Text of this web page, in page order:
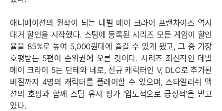
애니메이션의 원작이 되는 데빌 메이 크라이 프랜차이즈 역시
대거 할인을 시작했다. 스팀에 등록된 시리즈 모든 게임이 할인
율을 85%로 높여 5,000원대에 즐길 수 있게 됐고, 그 중 가장
호평받는 5편이 순위권에 오른 것이다. 시리즈 최신작인 데빌
메이 크라이 5는 단테와 네로, 신규 캐릭터인 V, DLC로 추가된
버질까지 4명의 캐릭터를 플레이할 수 있으며, 스타일리쉬 액
션의 호평과 함께 스팀 유저 평가 ‘압도적으로 긍정적’을 받고
있다.